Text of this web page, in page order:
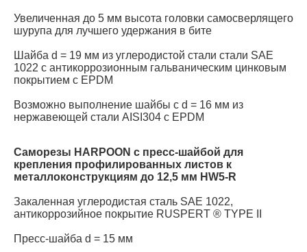
Увеличенная до 5 мм высота головки самосверлящего
шурупа для лучшего удержания в бите
Шайба d = 19 мм из углеродистой стали стали SAE
1022 с антикоррозионным гальваническим цинковым
покрытием с EPDM
Возможно выполнение шайбы с d = 16 мм из
нержавеющей стали AISI304 c EPDM
Саморезы HARPOON с пресс-шайбой для
крепления профилированных листов к
металлоконструкциям до 12,5 мм HW5-R
Закаленная углеродистая сталь SAE 1022,
антикоррозийное покрытие RUSPERT ® TYPE II
Пресс-шайба d = 15 мм